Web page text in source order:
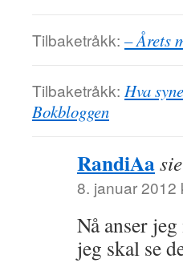
Tilbaketråkk: – Årets
Tilbaketråkk: Hva
Bokbloggen
RandiAa
8. januar 2012
Nå anser
jeg skal se